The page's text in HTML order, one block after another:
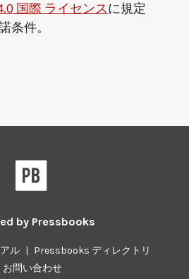
国際 ライセンスに規定
条件。
by Pressbooks
ル | Pressbooks ディレクトリ
お問い合わせ